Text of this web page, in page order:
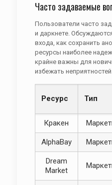
Часто задаваемые
Пользователи часто
и даркнете.
входа, как сохранить
ресурсы наиболее
крайне важны для
избежать
Ресурс Тип
Кракен
AlphaBay
Dream
Market